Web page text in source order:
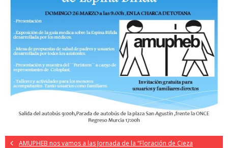
AMUPHEB nos vamos a las Jornada de la “Floración de Cieza